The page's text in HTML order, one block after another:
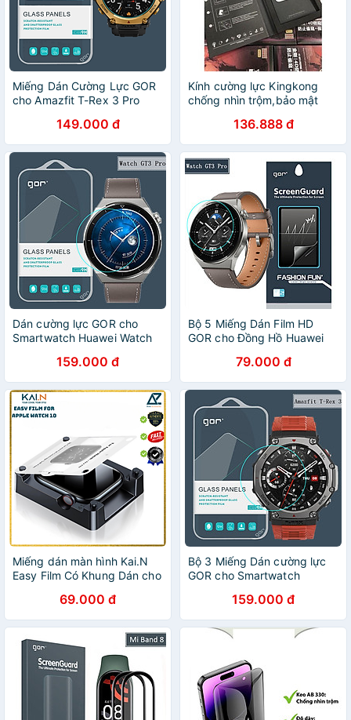
Miếng Dán Cường Lực GOR
cho Amazfit T-Rex 3 Pro
Chính Hãng149.000 đ
Kính cường lực Kingkong
chống nhìn trộm,bảo mật
17 series - Full Hộp - Hàng
Nhập Khẩu
136.888 đ
Dán cường lực GOR cho
Smartwatch Huawei Watch
Huawei Watch GT Runner/
Huawei Watch GT4 - Hàng
Chính Hãng
159.000 đ
Bộ 5 Miếng Dán Film HD
GOR cho Đồng Hồ Huawei
79.000 đ
Miếng dán màn hình Kai.N
Easy Film Có Khung Dán cho
Chống Trầy Xước, Chống
Bám Vân Tay_ Hàng chính
hãng
69.000 đ
Bộ 3 Miếng Dán cường lực
GOR cho Smartwatch
Chính Hãng159.000 đ